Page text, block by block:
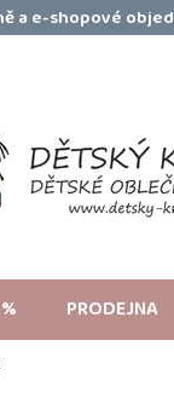
a e-shopové
PRODEJNA